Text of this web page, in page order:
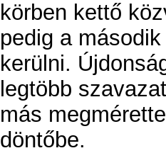
körben kettő
pedig a
kerülni.
legtöbb
más
döntőbe.